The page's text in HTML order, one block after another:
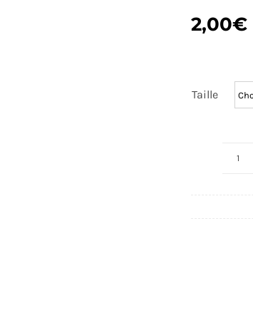
2,00€
Taille